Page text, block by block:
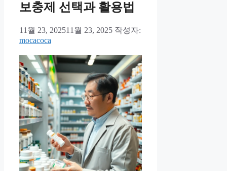
보충제 선택과 활용법
11월 23, 202511월 23, 2025 작성자:
mocacoca